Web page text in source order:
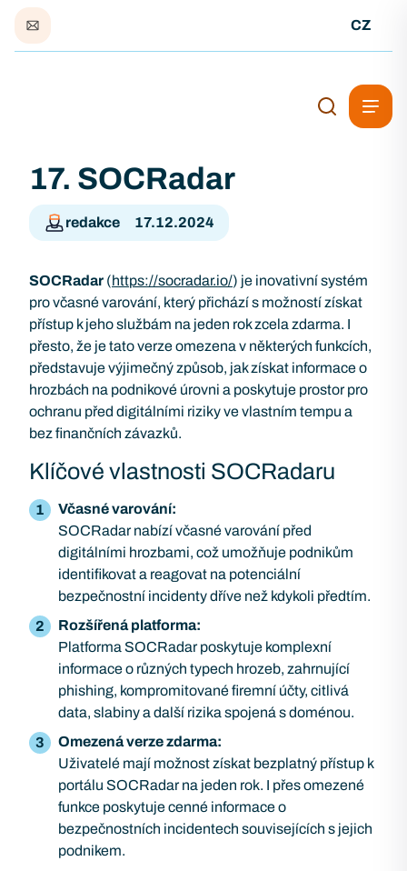
CZ
17. SOCRadar
redakce 17.12.2024
SOCRadar (https://socradar.io/) je inovativní systém
pro včasné varování, který přichází s možností získat
přístup k jeho službám na jeden rok zcela zdarma. I
přesto, že je tato verze omezena v některých funkcích,
představuje výjimečný způsob, jak získat informace o
hrozbách na podnikové úrovni a poskytuje prostor pro
ochranu před digitálními riziky ve vlastním tempu a
bez finančních závazků.
Klíčové vlastnosti SOCRadaru
Včasné varování:
SOCRadar nabízí včasné varování před
digitálními hrozbami, což umožňuje podnikům
identifikovat a reagovat na potenciální
bezpečnostní incidenty dříve než kdykoli předtím.
Rozšířená platforma:
Platforma SOCRadar poskytuje komplexní
informace o různých typech hrozeb, zahrnující
phishing, kompromitované firemní účty, citlivá
data, slabiny a další rizika spojená s doménou.
Omezená verze zdarma:
Uživatelé mají možnost získat bezplatný přístup k
portálu SOCRadar na jeden rok. I přes omezené
funkce poskytuje cenné informace o
bezpečnostních incidentech souvisejících s jejich
podnikem.